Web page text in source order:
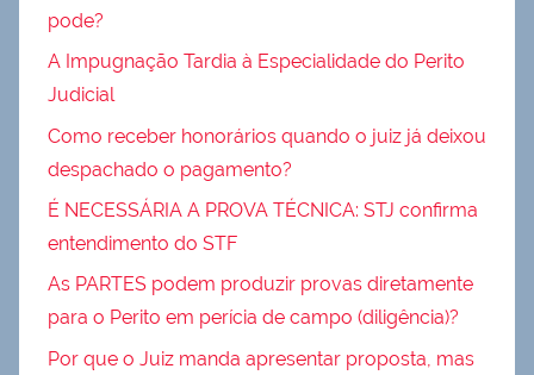
pode?
A Impugnação Tardia à Especialidade do Perito
Judicial
Como receber honorários quando o juiz já deixou
despachado o pagamento?
É NECESSÁRIA A PROVA TÉCNICA: STJ confirma
entendimento do STF
As PARTES podem produzir provas diretamente
para o Perito em perícia de campo (diligência)?
Por que o Juiz manda apresentar proposta, mas